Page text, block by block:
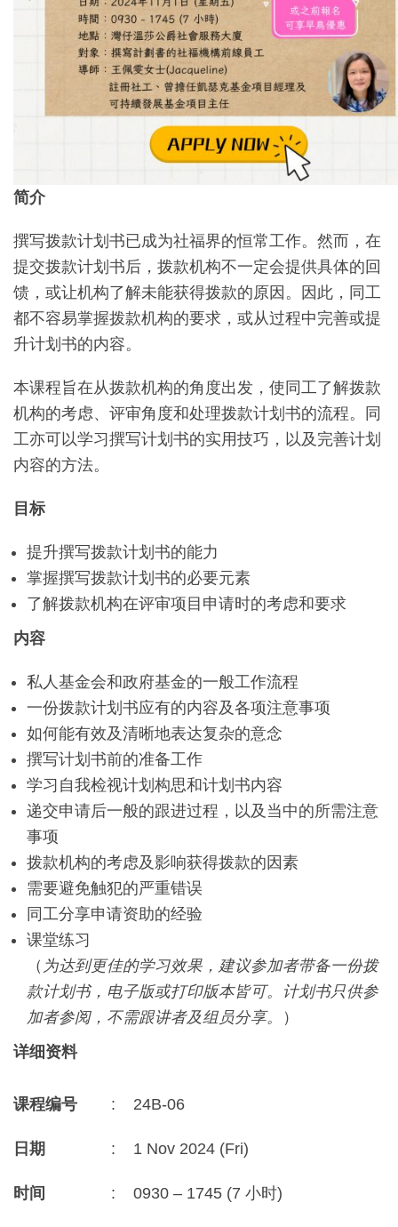
简介
撰写拨款计划书已成为社福界的恒常工作。然而，在
提交拨款计划书后，拨款机构不一定会提供具体的回
馈，或让机构了解未能获得拨款的原因。因此，同工
都不容易掌握拨款机构的要求，或从过程中完善或提
升计划书的内容。
本课程旨在从拨款机构的角度出发，使同工了解拨款
机构的考虑、评审角度和处理拨款计划书的流程。同
工亦可以学习撰写计划书的实用技巧，以及完善计划
内容的方法。
目标
提升撰写拨款计划书的能力
掌握撰写拨款计划书的必要元素
了解拨款机构在评审项目申请时的考虑和要求
内容
私人基金会和政府基金的一般工作流程
一份拨款计划书应有的内容及各项注意事项
如何能有效及清晰地表达复杂的意念
撰写计划书前的准备工作
学习自我检视计划构思和计划书内容
递交申请后一般的跟进过程，以及当中的所需注意
事项
拨款机构的考虑及影响获得拨款的因素
需要避免触犯的严重错误
同工分享申请资助的经验
课堂练习
（ 为达到更佳的学习效果，建议参加者带备一份拨
款计划书，电子版或打印版本皆可。计划书只供参
加者参阅，不需跟讲者及组员分享。
）
详细资料
课程编号 : 24B-06
日期 : 1 Nov 2024 (Fri)
时间 : 0930 – 1745 (7 小时)